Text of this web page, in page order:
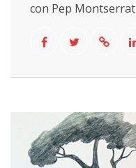
con Pep Montserrat